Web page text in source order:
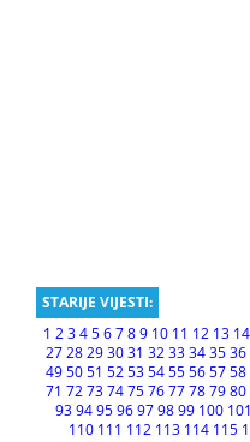
STARIJE VIJESTI:
1 23456789 10 11 12 13 14
27 28 29 30 31 32 33 34 35 36
49 50 51 52 53 54 55 56 57 58
71 72 73 74 75 76 77 78 79 80
93949596979899 100 101
110 111 112 113 114 115